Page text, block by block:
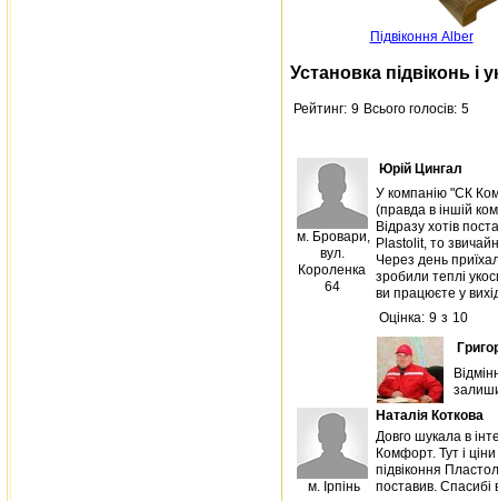
Підвіконня Alber
Установка підвіконь і
Рейтинг: 9 Всього голосів: 5
м. Бровари,
вул.
Короленка
64
Юрій Цингал
У компанію "СК
(правда в іншій
Відразу хотів
Plastolit, то
Через день
зробили теплі
ви працюєте у
Оцінка: 9 з 10
м. Ірпінь
Наталія Коткова
Довго шукала в
Комфорт. Тут і
підвіконня
поставив. Спасибі